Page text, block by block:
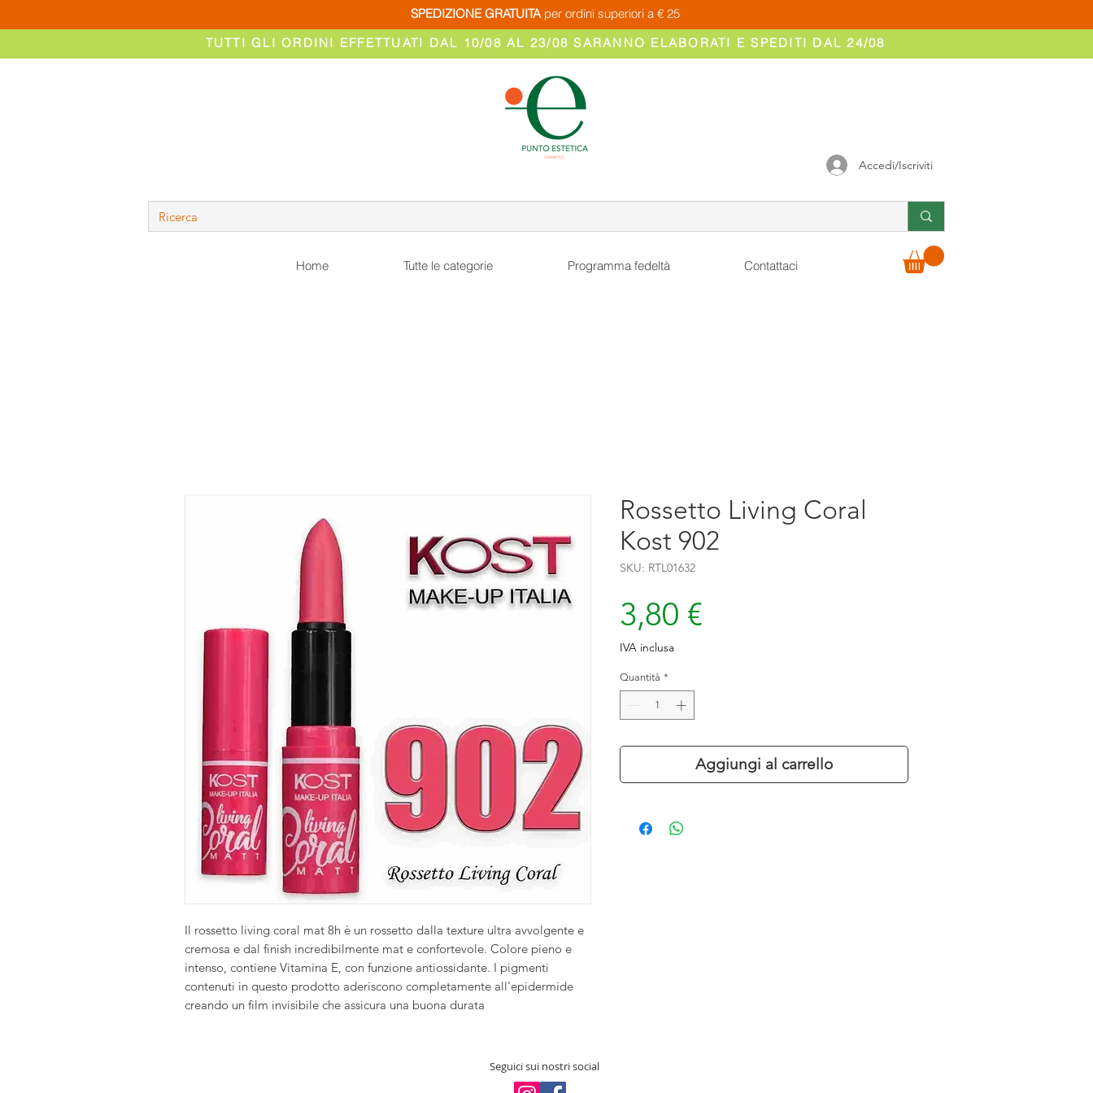
SPEDIZIONE GRATUITAper ordini superiori a € 25
TUTTI GLI ORDINI EFFETTUATI DAL 10/08 AL 23/08 SARANNO ELABORATI E SPEDITI DAL 24/08
Accedi/Iscriviti
Home Tutte le categorie Programma fedeltà Contattaci
Il rossetto living coral mat 8h è un rossetto dalla texture ultra avvolgente e
cremosa e dal finish incredibilmente mat e confortevole. Colore pieno e
intenso, contiene Vitamina E, con funzione antiossidante. I pigmenti
contenuti in questo prodotto aderiscono completamente all'epidermide
creando un film invisibile che assicura una buona durata
Rossetto Living Coral
Kost 902
SKU: RTL01632
3,80 €
IVA inclusa
Quantità *
Aggiungi al carrello
Seguici sui nostri social